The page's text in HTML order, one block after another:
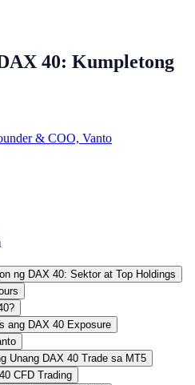
40: Kumpletong
& COO, Vanto
ng DAX 40: Sektor at Top Holdings
ang DAX 40 Exposure
Unang DAX 40 Trade sa MT5
CFD Trading